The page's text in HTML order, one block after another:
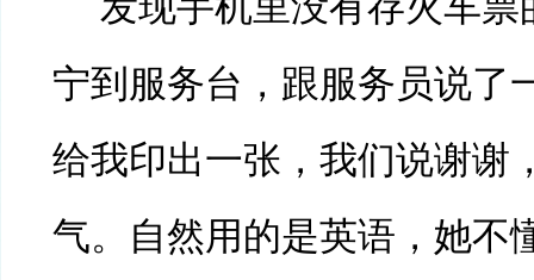
宁到服务台，跟服务员说了
给我印出一张，我们说谢谢
气。自然用的是英语，她不